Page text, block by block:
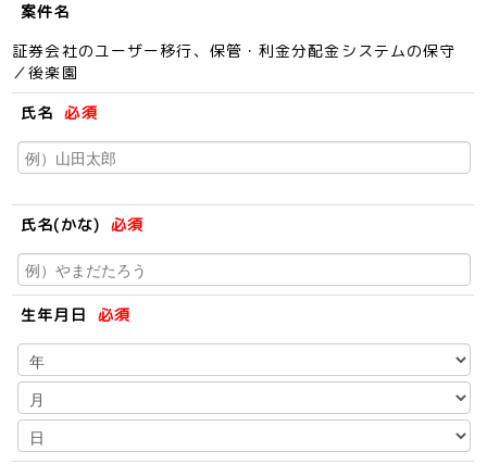
案件名
証券会社のユーザー移行、保管・利金分配金システムの保守
／後楽園
氏名 必須
氏名(かな) 必須
生年月日 必須